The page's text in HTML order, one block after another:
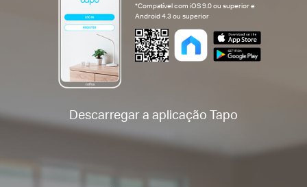
*Compatível com iOS 9.0 ou superior e
Android 4.3 ou superior
Descarregar a aplicação Tapo